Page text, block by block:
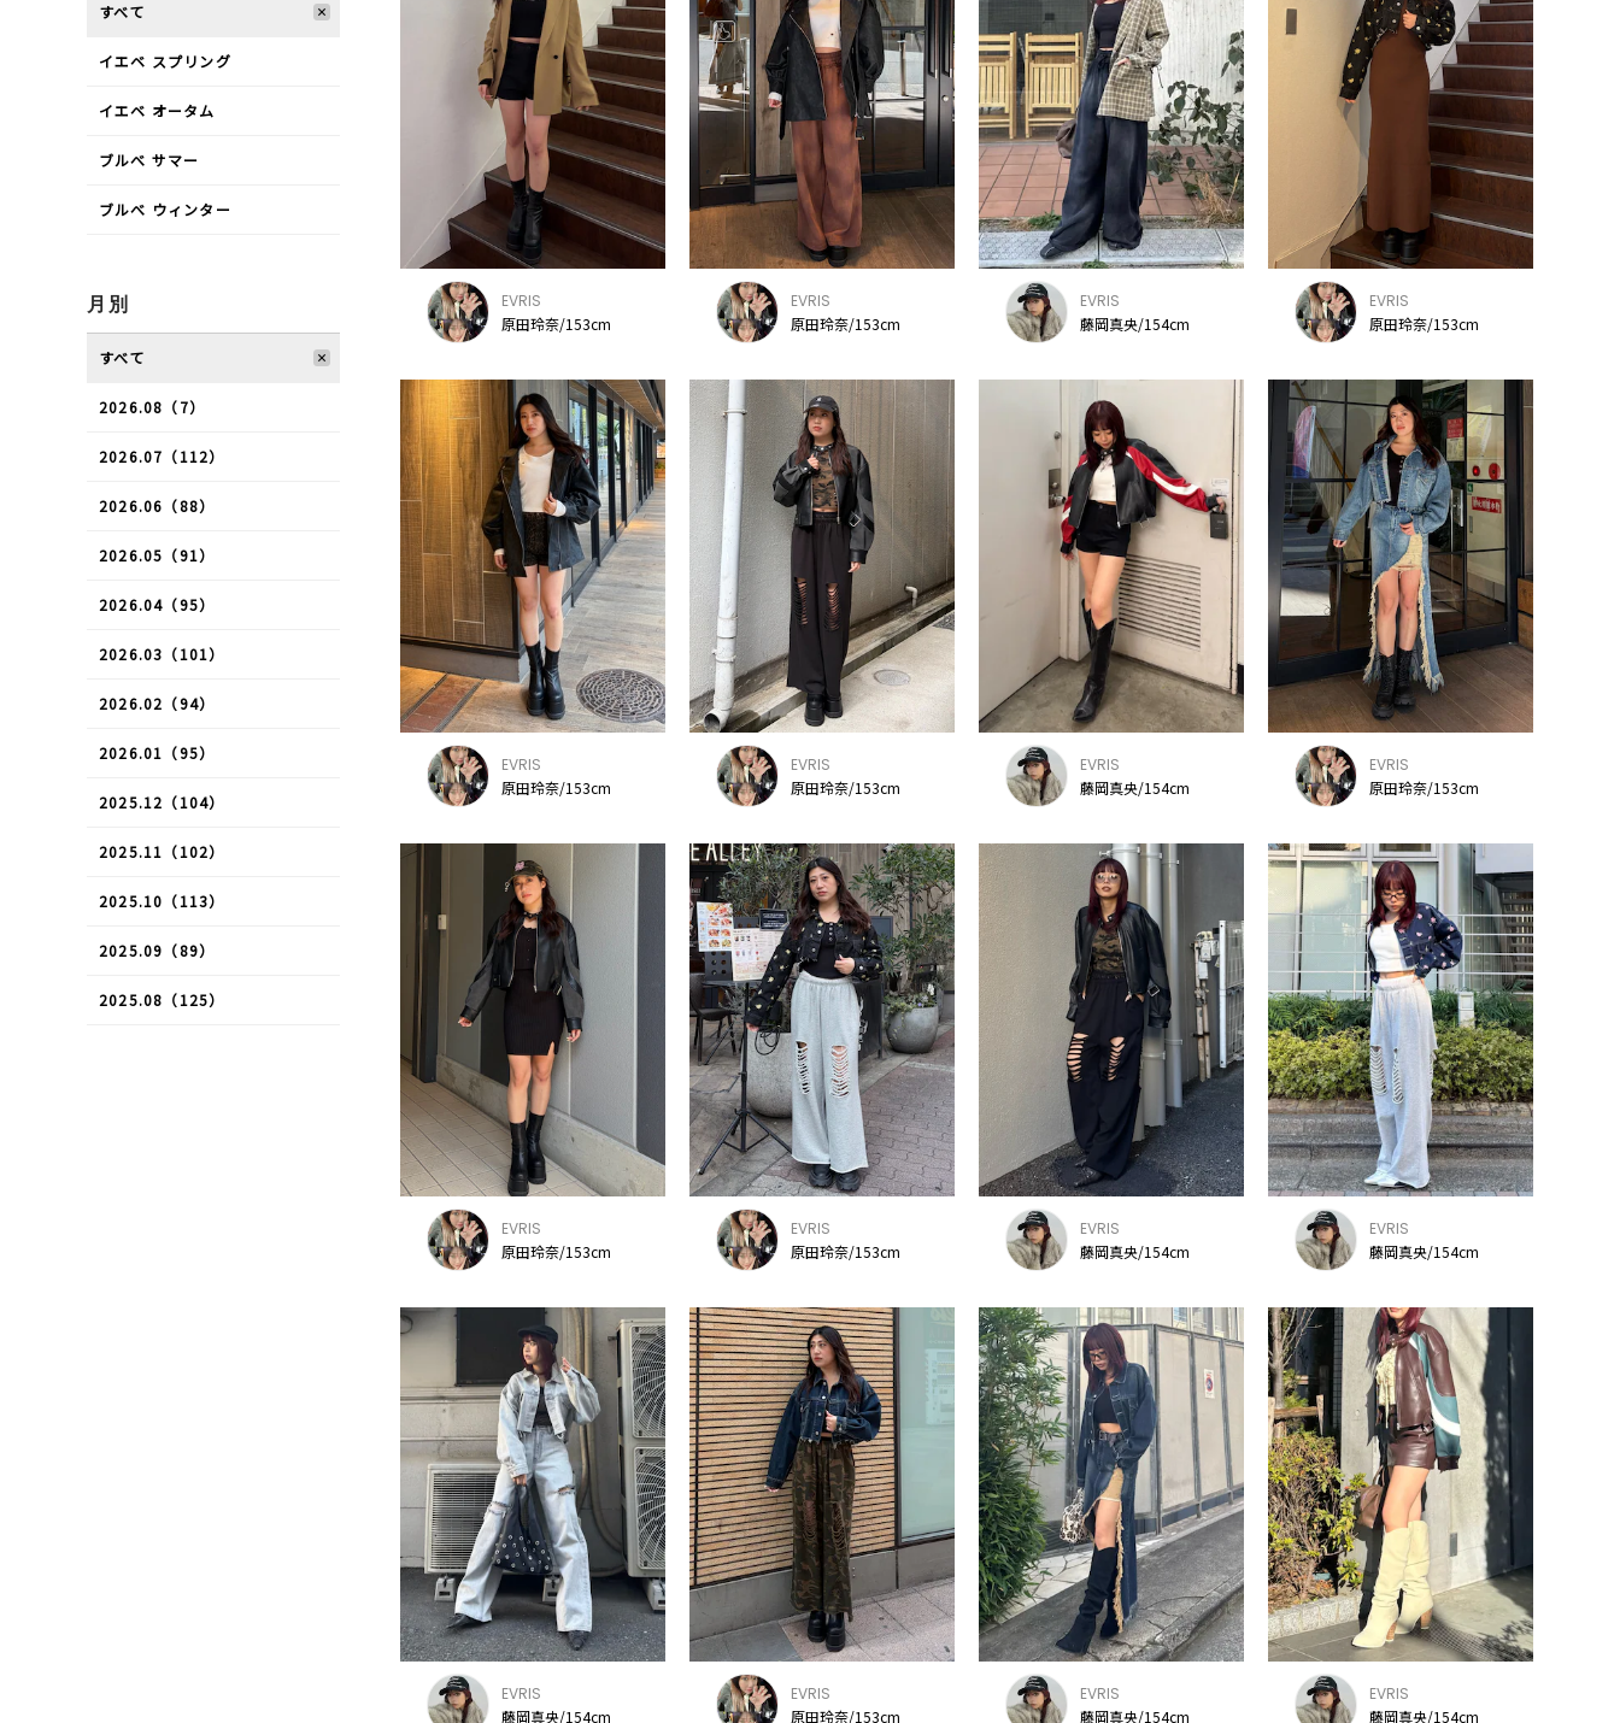
EVRIS
原田玲奈/153cm
EVRIS
原田玲奈/153cm
EVRIS
藤岡真央/154cm
EVRIS
原田玲奈/153cm
EVRIS
原田玲奈/153cm
EVRIS
原田玲奈/153cm
EVRIS
藤岡真央/154cm
EVRIS
原田玲奈/153cm
EVRIS
原田玲奈/153cm
EVRIS
原田玲奈/153cm
EVRIS
藤岡真央/154cm
EVRIS
藤岡真央/154cm
EVRIS
藤岡真央/154cm
EVRIS
原田玲奈/153cm
EVRIS
藤岡真央/154cm
EVRIS
藤岡真央/154cm
すべて
イエベ スプリング
イエベ オータム
ブルべ サマー
ブルべ ウィンター
月別
すべて
2026.08（7）
2026.07（112）
2026.06（88）
2026.05（91）
2026.04（95）
2026.03（101）
2026.02（94）
2026.01（95）
2025.12（104）
2025.11（102）
2025.10（113）
2025.09（89）
2025.08（125）